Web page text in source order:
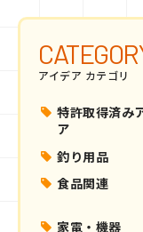
アイデア カテゴリ
特許取得済み
ア
釣り用品
食品関連
家電・機器